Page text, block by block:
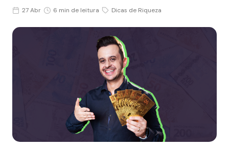
27 Abr 6 min de leitura Dicas de Riqueza